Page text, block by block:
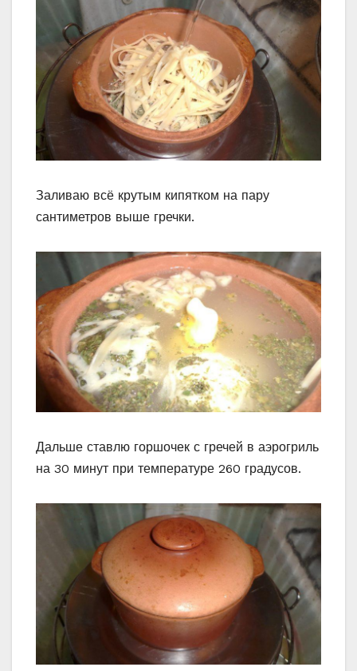
Заливаю всё крутым кипятком на пару
сантиметров выше гречки.
Дальше ставлю горшочек с гречей в аэрогриль
на 30 минут при температуре 260 градусов.